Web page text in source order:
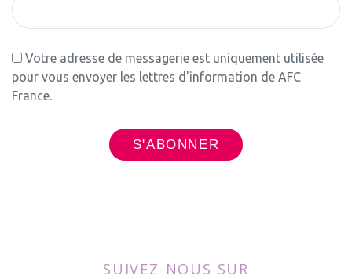
Votre adresse de messagerie est uniquement utilisée
pour vous envoyer les lettres d'information de AFC
France.
SUIVEZ-NOUS SUR